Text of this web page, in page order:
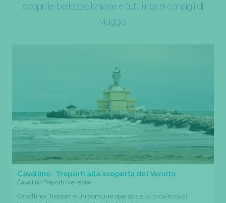
scopri le bellezze italiane e tutti i nostri consigli di
viaggio
Cavallino- Treporti alla scoperta del Veneto
Cavallino-Treporti (Venezia)
Cavallino- Treporti è un comune sparso della provincia di